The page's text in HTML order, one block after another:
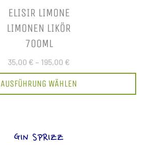
ELISIR LIMONE
LIMONEN LIKÖR
700ML
35,00 € – 195,00 €
AUSFÜHRUNG WÄHLEN
GIN SPRIZZ